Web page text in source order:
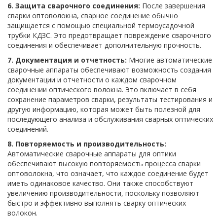
6. Защита сварочного соединения: После завершения
сварки оптоволокна, сварное соединение обычно
защищается с помощью специальной термоусадочной
трубки КДЗС. Это предотвращает повреждение сварочного
соединения и обеспечивает дополнительную прочность.
7. Документация и отчетность: Многие автоматические
сварочные аппараты обеспечивают возможность создания
документации и отчетности о каждом сварочном
соединении оптического волокна. Это включает в себя
сохранение параметров сварки, результаты тестирования и
другую информацию, которая может быть полезной для
последующего анализа и обслуживания сварных оптических
соединений.
8. Повторяемость и производительность:
Автоматические сварочные аппараты для оптики
обеспечивают высокую повторяемость процесса сварки
оптоволокна, что означает, что каждое соединение будет
иметь одинаковое качество. Они также способствуют
увеличению производительности, поскольку позволяют
быстро и эффективно выполнять сварку оптических
волокон.